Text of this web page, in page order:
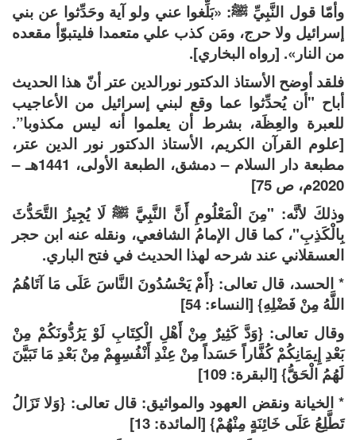
وأمّا قول النَّبِيِّ ﷺ: «بَلِّغوا عني ولو آية وحَدِّثوا عن بني
إسرائيل ولا حرج، ومَن كذب علي متعمدا فليتبوّأ مقعده
من النار». [رواه البخاري].
فلقد أوضح الأستاذ الدكتور نورالدين عتر أنّ هذا الحديث
أباح "أن يُحدِّثوا عما وقع لبني إسرائيل من الأعاجيب
للعبرة والعِظَة، بشرط أن يعلموا أنه ليس مكذوبا”.
[علوم القرآن الكريم، الأستاذ الدكتور نور الدين عتر،
مطبعة دار السلام – دمشق، الطبعة الأولى، 1441هـ –
2020م، ص 75]
وذلكَ لأنَّه: "مِنَ الْمَعْلُومِ أَنَّ النَّبِيَّ ﷺ لَا يُجِيزُ التَّحَدُّثَ
بِالْكَذِبِ"، كما قال الإمامُ الشافعي، ونقله عنه ابن حجر
العسقلاني عند شرحه لهذا الحديث في فتح الباري.
* الحسد، قال تعالى: {أَمْ يَحْسُدُونَ النَّاسَ عَلَى مَا آتَاهُمُ
اللَّهُ مِنْ فَضْلِهِ} [النساء: 54]
وقال تعالى: {وَدَّ كَثِيرٌ مِنْ أَهْلِ الْكِتَابِ لَوْ يَرُدُّونَكُمْ مِنْ
بَعْدِ إِيمَانِكُمْ كُفَّاراً حَسَداً مِنْ عِنْدِ أَنْفُسِهِمْ مِنْ بَعْدِ مَا تَبَيَّنَ
لَهُمُ الْحَقُّ} [البقرة: 109]
* الخيانة ونقض العهود والمواثيق: قال تعالى: {وَلا تَزَالُ
تَطَّلِعُ عَلَى خَائِنَةٍ مِنْهُمْ} [المائدة: 13]